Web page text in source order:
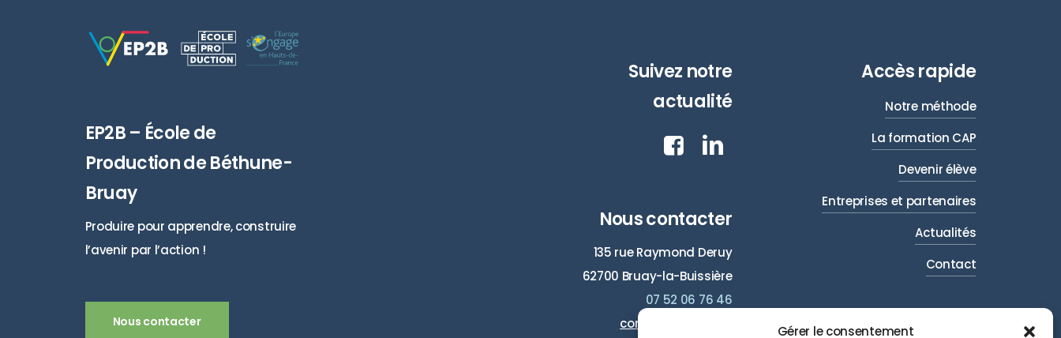
Gérer le consentement
EP2B – École de
Production de Béthune-
Bruay
Produire pour apprendre, construire
l’avenir par l’action !
Nous contacter
Suivez notre
actualité
Nous contacter
135 rue Raymond Deruy
62700 Bruay-la-Buissière
07 52 06 76 46
contact@ep2b.org
Accès rapide
Notre méthode
La formation CAP
Devenir élève
Entreprises et partenaires
Actualités
Contact